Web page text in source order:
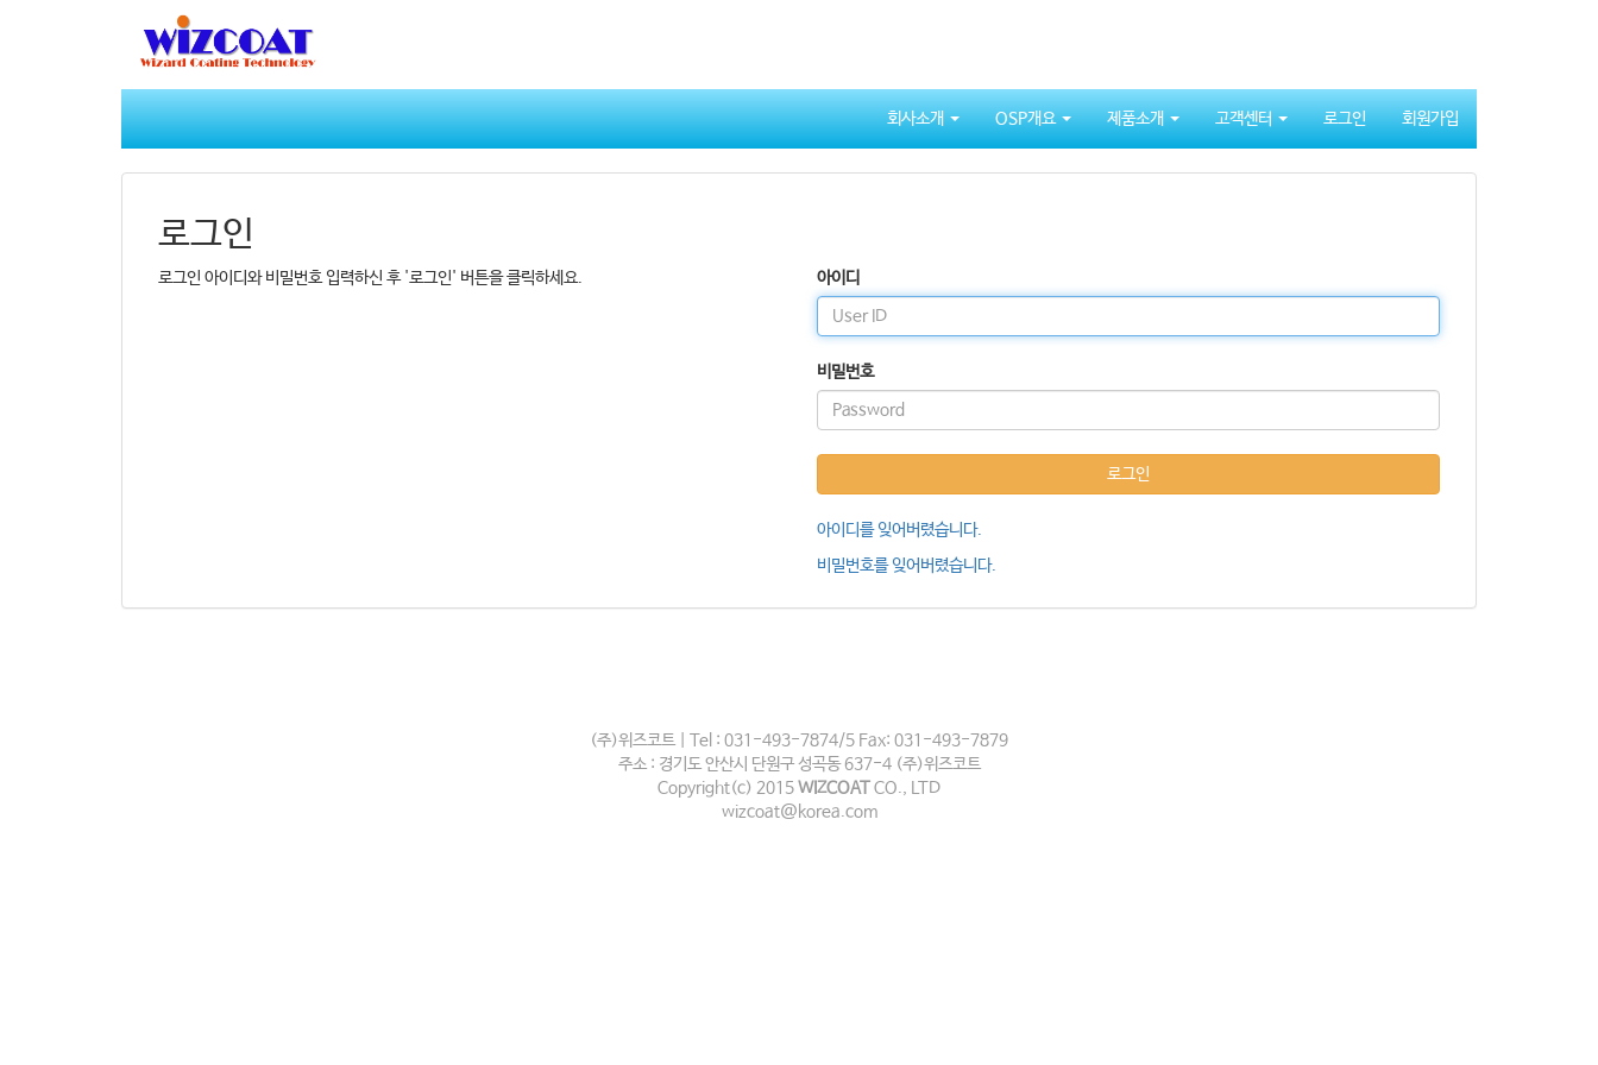
회사소개 OSP개요 제품소개 고객센터 로그인 회원가입
로그인
로그인 아이디와 비밀번호 입력하신 후 '로그인' 버튼을 클릭하세요. 아이디
비밀번호
로그인
아이디를 잊어버렸습니다.
비밀번호를 잊어버렸습니다.
(주)위즈코트 | Tel : 031-493-7874/5 Fax: 031-493-7879
주소 : 경기도 안산시 단원구 성곡동 637-4 (주)위즈코트
Copyright(c) 2015WIZCOATCO., LTD
wizcoat@korea.com